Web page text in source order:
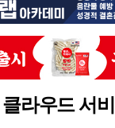
라우드 서